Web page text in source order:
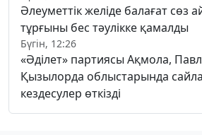
Әлеуметтік желіде балағат сөз
тұрғыны бес тәулікке қамалды
Бүгін, 12:26
«Әділет» партиясы Ақмола,
Қызылорда облыстарында
кездесулер өткізді